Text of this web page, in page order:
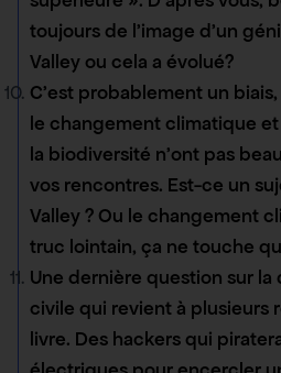
toujours de l’image d’un
Valley ou cela a évolué?
C’est probablement un
le changement climatique
la biodiversité n’ont pas
vos rencontres. Est-ce un
Valley ? Ou le changement
truc lointain, ça ne touche
Une dernière question sur la
civile qui revient à plusieurs
livre. Des hackers qui